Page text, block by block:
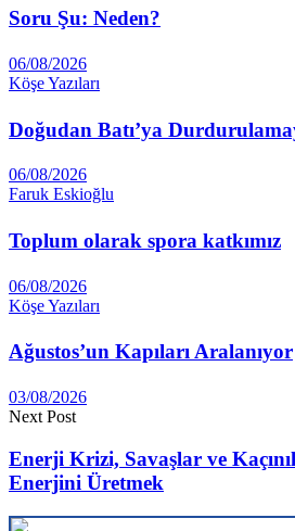
Soru Şu: Neden?
06/08/2026
Köşe Yazıları
Doğudan Batı’ya
06/08/2026
Faruk Eskioğlu
Toplum olarak spora katkımız
06/08/2026
Köşe Yazıları
Ağustos’un Kapıları Aralanıyor
03/08/2026
Next Post
Enerji Krizi, Savaşlar ve
Enerjini Üretmek